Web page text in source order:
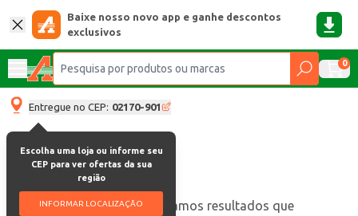
Baixe nosso novo app e ganhe descontos
exclusivos
0
Entregue no CEP: 02170-901
Escolha uma loja ou informe seu
CEP para ver ofertas da sua
região
INFORMAR LOCALIZAÇÃO
oops, não encontramos resultados que